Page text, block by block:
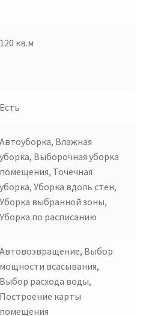
120 кв.м
Есть
Автоуборка, Влажная
уборка, Выборочная уборка
помещения, Точечная
уборка, Уборка вдоль стен,
Уборка выбранной зоны,
Уборка по расписанию
Автовозвращение, Выбор
мощности всасывания,
Выбор расхода воды,
Построение карты
помещения